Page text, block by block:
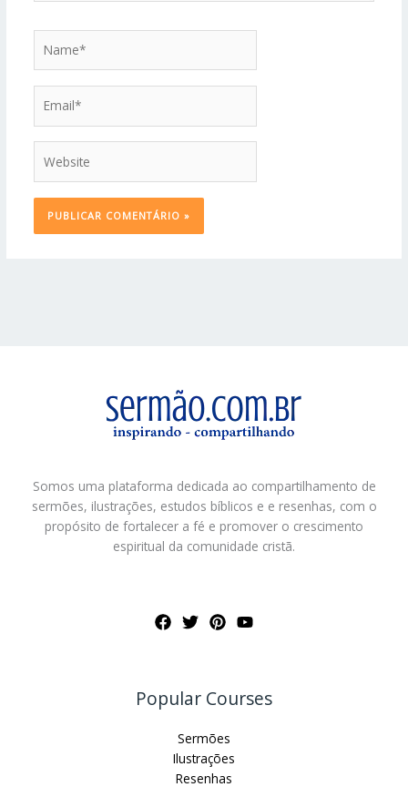
Somos uma plataforma dedicada ao compartilhamento de
sermões, ilustrações, estudos bíblicos e e resenhas, com o
propósito de fortalecer a fé e promover o crescimento
espiritual da comunidade cristã.
Popular Courses
Sermões
Ilustrações
Resenhas